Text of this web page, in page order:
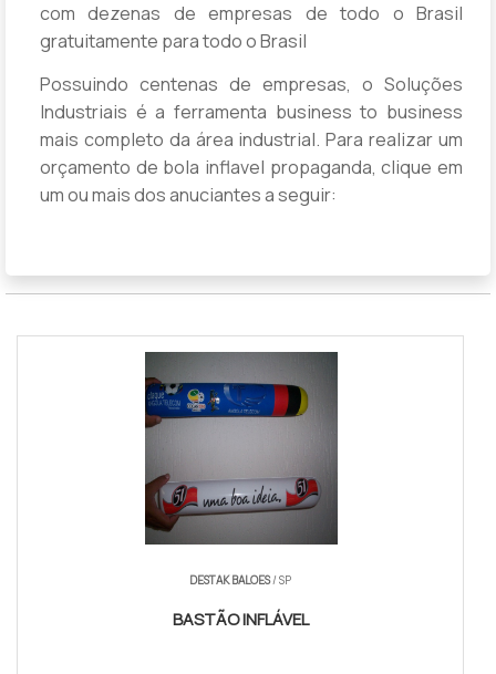
com dezenas de empresas de todo o Brasil
gratuitamente para todo o Brasil
Possuindo centenas de empresas, o Soluções
Industriais é a ferramenta business to business
mais completo da área industrial. Para realizar um
orçamento de bola inflavel propaganda, clique em
um ou mais dos anuciantes a seguir:
DESTAK BALOES/ SP
BASTÃO INFLÁVEL